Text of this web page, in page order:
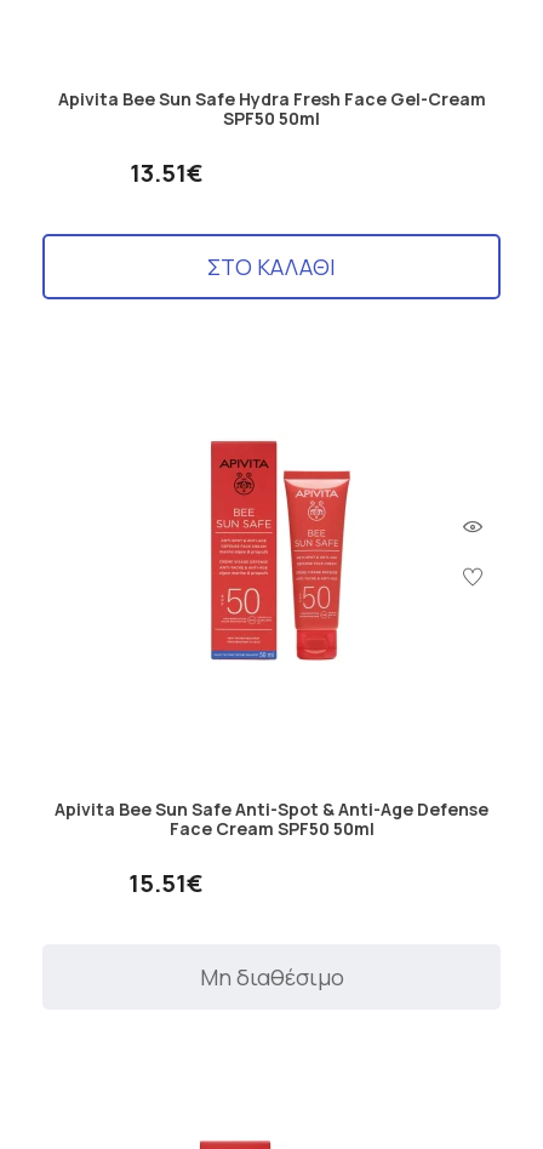
Apivita Bee Sun Safe Hydra Fresh Face Gel-Cream
SPF50 50ml
13.51€
ΣΤΟ ΚΑΛΑΘΙ
Apivita Bee Sun Safe Anti-Spot & Anti-Age Defense
Face Cream SPF50 50ml
15.51€
Μη διαθέσιμο